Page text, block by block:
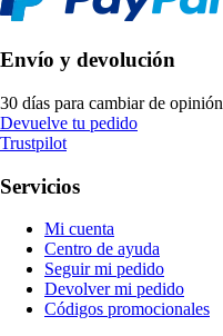
Envío y devolución
30 días para cambiar de opinión
Devuelve tu pedido
Trustpilot
Servicios
Mi cuenta
Centro de ayuda
Seguir mi pedido
Devolver mi pedido
Códigos promocionales